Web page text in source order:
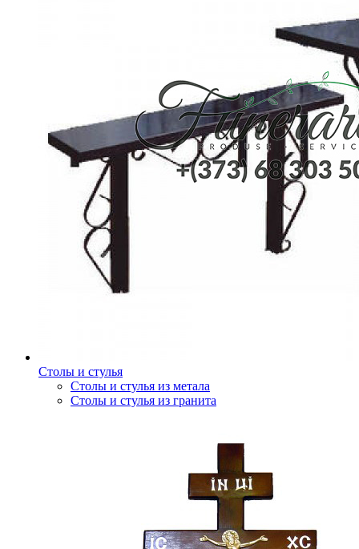
Столы и стулья
Столы и стулья из метала
Столы и стулья из гранита